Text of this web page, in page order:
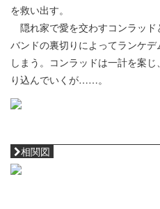
を救い出す。
隠れ家で愛を交わすコンラッ
バンドの裏切りによってランケ
しまう。コンラッドは一計を案
り込んでいくが……。
相関図